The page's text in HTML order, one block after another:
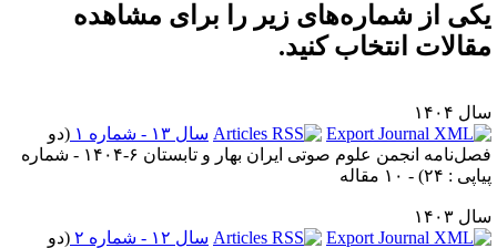
از شماره‌های زیر را برای مشاهده
انتخاب کنید.
۱۴۰۴
سال ۱۳ - شماره ۱
( دو
فصل‌نامه انجمن علوم صوتی ايران بهار و تابستان ۶-۱۴۰۴ - شماره
: ۲۴
) - ۱۰ مقاله
۱۴۰۳
سال ۱۲ - شماره ۲
(دو